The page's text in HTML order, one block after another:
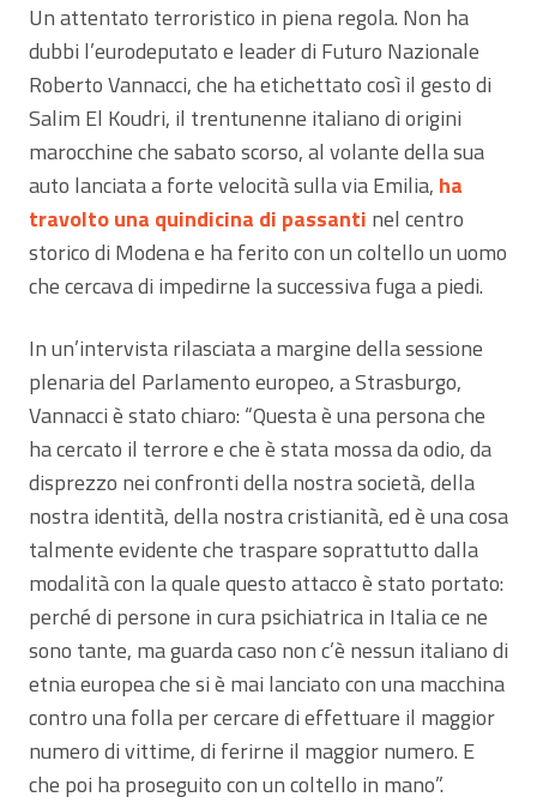
Un attentato terroristico in piena regola. Non ha
dubbi l’eurodeputato e leader di Futuro Nazionale
Roberto Vannacci, che ha etichettato così il gesto di
Salim El Koudri, il trentunenne italiano di origini
marocchine che sabato scorso, al volante della sua
auto lanciata a forte velocità sulla via Emilia, ha
travolto una quindicina di passanti nel centro
storico di Modena e ha ferito con un coltello un uomo
che cercava di impedirne la successiva fuga a piedi.
In un’intervista rilasciata a margine della sessione
plenaria del Parlamento europeo, a Strasburgo,
Vannacci è stato chiaro: “Questa è una persona che
ha cercato il terrore e che è stata mossa da odio, da
disprezzo nei confronti della nostra società, della
nostra identità, della nostra cristianità, ed è una cosa
talmente evidente che traspare soprattutto dalla
modalità con la quale questo attacco è stato portato:
perché di persone in cura psichiatrica in Italia ce ne
sono tante, ma guarda caso non c’è nessun italiano di
etnia europea che si è mai lanciato con una macchina
contro una folla per cercare di effettuare il maggior
numero di vittime, di ferirne il maggior numero. E
che poi ha proseguito con un coltello in mano”.